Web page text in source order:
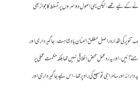
کے لیے تھے، لیکن یہی اصول دوسروں پر تسلط کا جواز بھی
کی اقدار دراصل مطلق العنان بادشاہت، جاگیرداری اور
آئیں، اور یہ ردعمل محض اخلاقی نہیں تھا بلکہ حکمتِ عملی پر
دارانہ اور سامراجی توسیع کی راہ پر تھا، اس لیے جاگیرداری اور